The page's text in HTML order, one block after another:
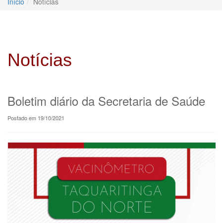
Notícias
Boletim diário da Secretaria de Saúde
Postado em 19/10/2021